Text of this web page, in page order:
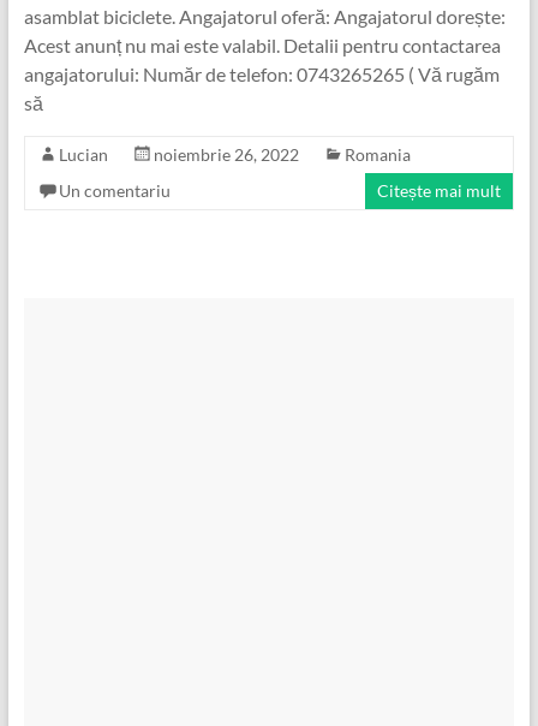
asamblat biciclete. Angajatorul oferă: Angajatorul dorește:
Acest anunț nu mai este valabil. Detalii pentru contactarea
angajatorului: Număr de telefon: 0743265265 ( Vă rugăm
să
Lucian noiembrie 26, 2022
Romania
Un comentariu
Citește mai mult